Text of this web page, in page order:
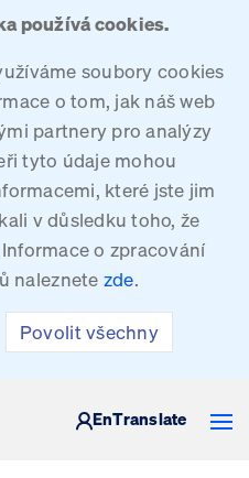
používá cookies.
soubory cookies
o tom, jak náš web
partnery pro analýzy
tyto údaje mohou
které jste jim
v důsledku toho, že
o zpracování
naleznete zde.
Povolit všechny
ČESKÉ REPUBLIKY
EnTranslate